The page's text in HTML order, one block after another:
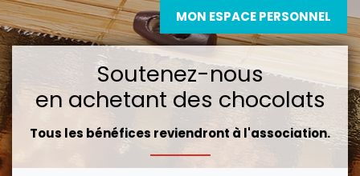
MON ESPACE PERSONNEL
Soutenez-nous
en achetant des chocolats
Tous les bénéfices reviendront à l'association.